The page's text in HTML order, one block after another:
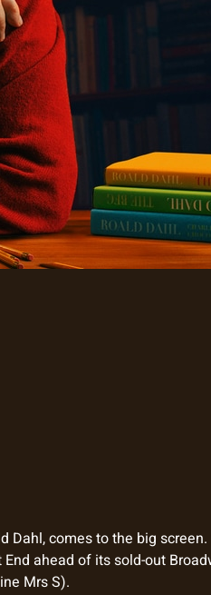
comes to the big
ahead of its sold-out
Mrs S).